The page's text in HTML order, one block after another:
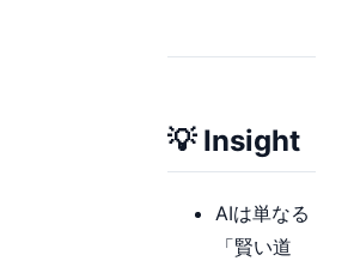
💡 Insight
AIは単なる
「賢い道